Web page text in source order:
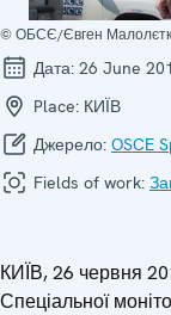
© ОБСЄ/Євген
Дата: 26 June
Place: КИЇВ
Джерело: OSCE
Fields of work:
КИЇВ, 26 червня
Спеціальної